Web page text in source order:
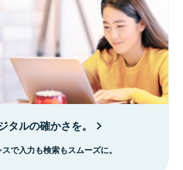
タルの確かさを。
で入力も検索もスムーズに。